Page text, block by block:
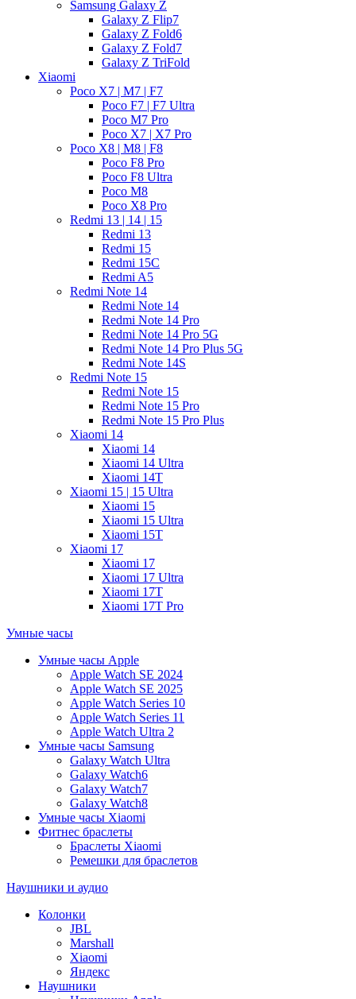
Samsung Galaxy Z
Galaxy Z Flip7
Galaxy Z Fold6
Galaxy Z Fold7
Galaxy Z TriFold
Xiaomi
Poco X7 | M7 | F7
Poco F7 | F7 Ultra
Poco M7 Pro
Poco X7 | X7 Pro
Poco X8 | M8 | F8
Poco F8 Pro
Poco F8 Ultra
Poco M8
Poco X8 Pro
Redmi 13 | 14 | 15
Redmi 13
Redmi 15
Redmi 15C
Redmi A5
Redmi Note 14
Redmi Note 14
Redmi Note 14 Pro
Redmi Note 14 Pro 5G
Redmi Note 14 Pro Plus 5G
Redmi Note 14S
Redmi Note 15
Redmi Note 15
Redmi Note 15 Pro
Redmi Note 15 Pro Plus
Xiaomi 14
Xiaomi 14
Xiaomi 14 Ultra
Xiaomi 14T
Xiaomi 15 | 15 Ultra
Xiaomi 15
Xiaomi 15 Ultra
Xiaomi 15T
Xiaomi 17
Xiaomi 17
Xiaomi 17 Ultra
Xiaomi 17T
Xiaomi 17T Pro
Умные часы
Умные часы Apple
Apple Watch SE 2024
Apple Watch SE 2025
Apple Watch Series 10
Apple Watch Series 11
Apple Watch Ultra 2
Умные часы Samsung
Galaxy Watch Ultra
Galaxy Watch6
Galaxy Watch7
Galaxy Watch8
Умные часы Xiaomi
Фитнес браслеты
Браслеты Xiaomi
Ремешки для браслетов
Наушники и аудио
Колонки
JBL
Marshall
Xiaomi
Яндекс
Наушники